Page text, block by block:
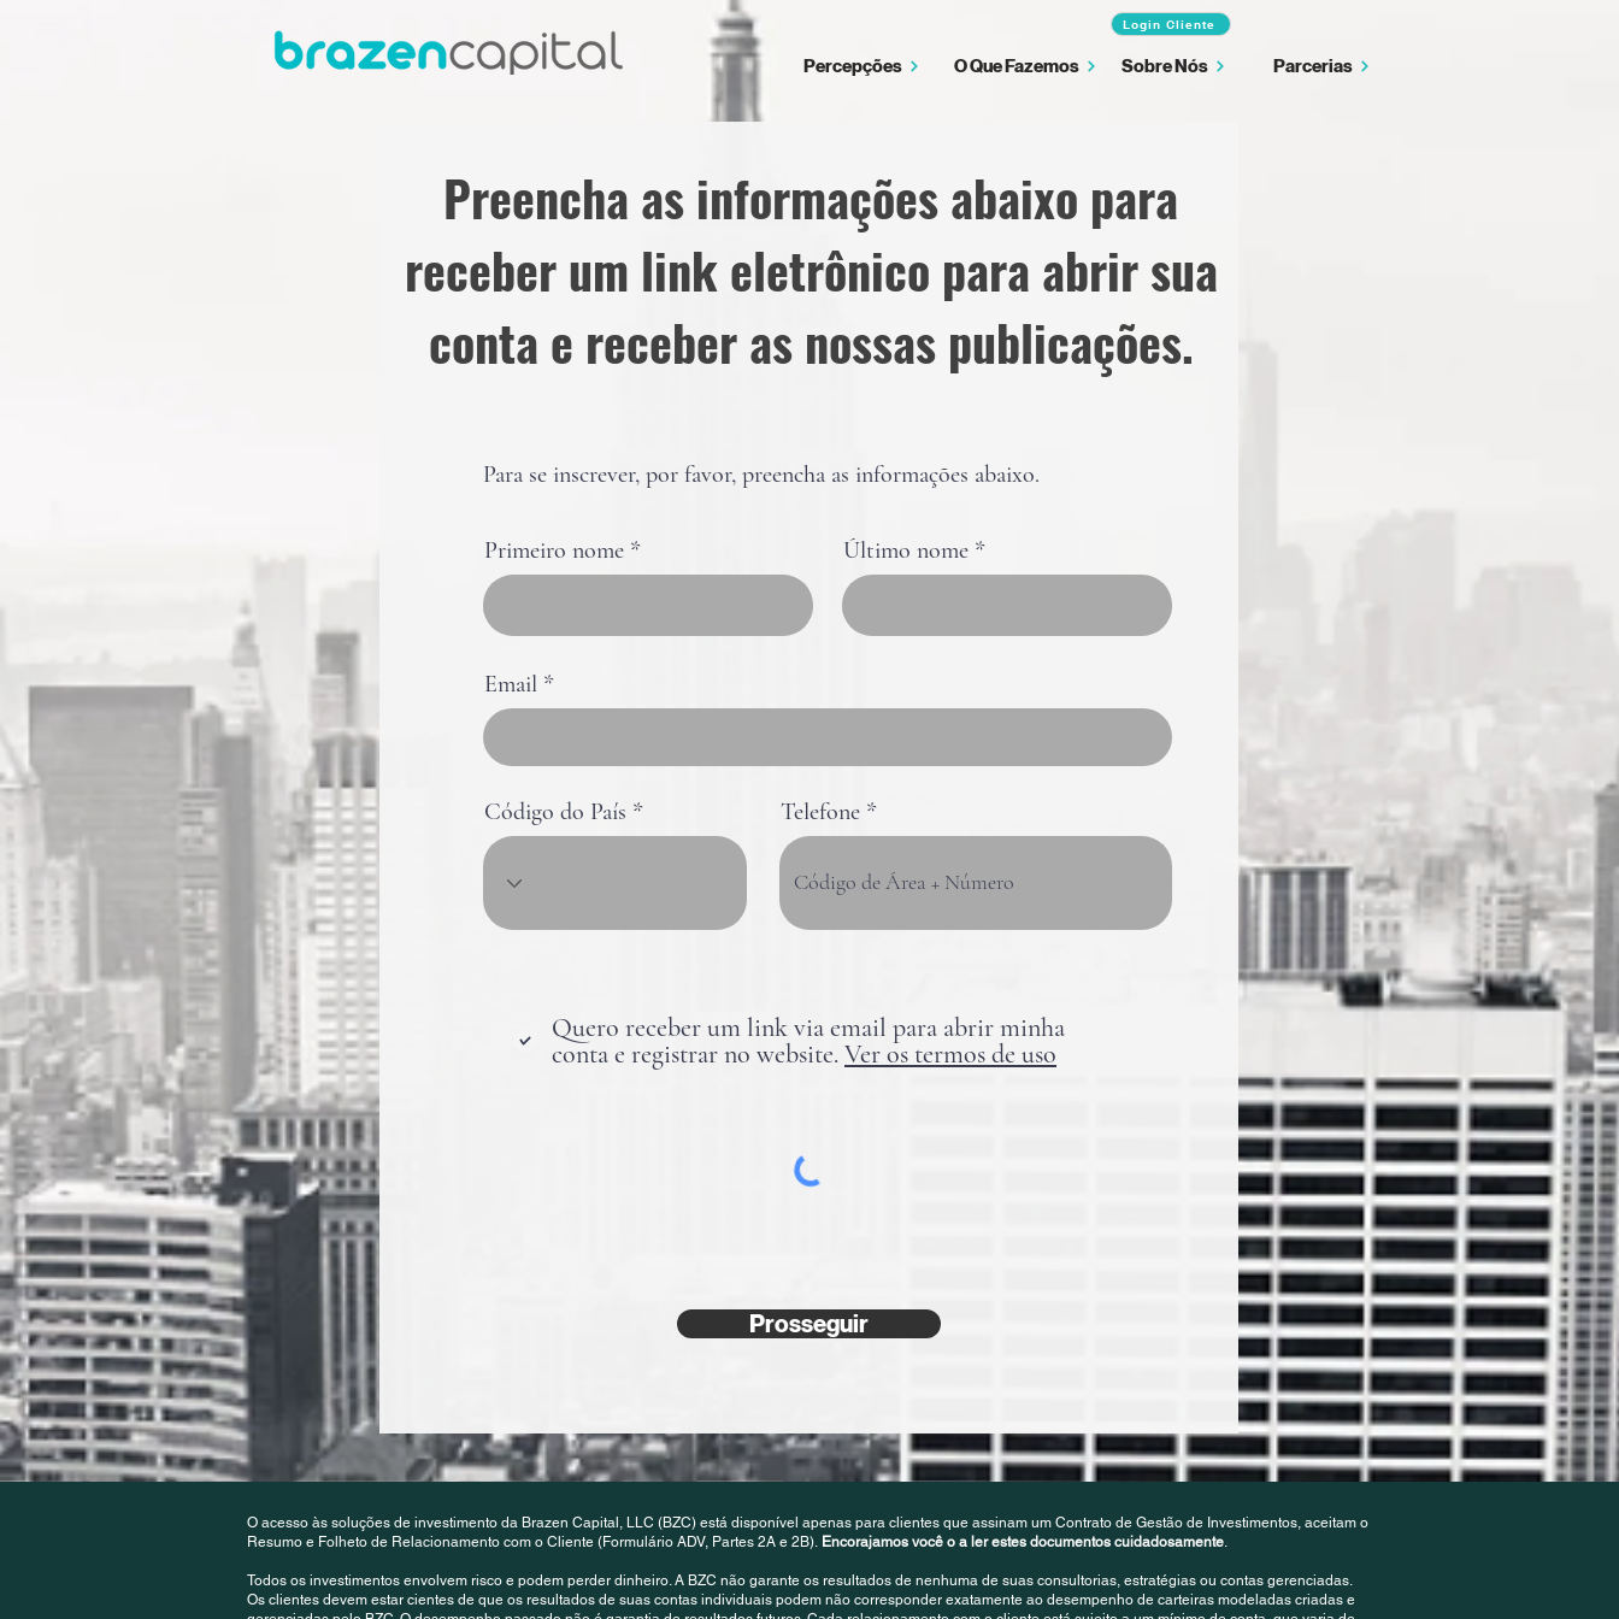
Percepções
Login Cliente
O Que Fazemos Sobre Nós Parcerias
Preencha as informações abaixo para
receber um link eletrônico para abrir sua
conta e receber as nossas publicações.
Para se inscrever, por favor, preencha as informações abaixo.
Primeiro nome Último nome
Email
Código do País Telefone
Quero receber um link via email para abrir minha
conta e registrar no website. Ver os termos de uso
Prosseguir
O acesso às soluções de investimento da Brazen Capital, LLC (BZC) está disponível apenas para clientes que assinam um Contrato de Gestão de Investimentos, aceitam o
Resumo e Folheto de Relacionamento com o Cliente (Formulário ADV, Partes 2A e 2B). Encorajamos você o a ler estes documentos cuidadosamente.
Todos os investimentos envolvem risco e podem perder dinheiro. A BZC não garante os resultados de nenhuma de suas consultorias, estratégias ou contas gerenciadas.
Os clientes devem estar cientes de que os resultados de suas contas individuais podem não corresponder exatamente ao desempenho de carteiras modeladas criadas e